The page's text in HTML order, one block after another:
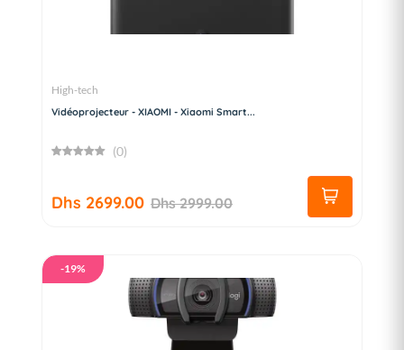
High-tech
Vidéoprojecteur - XIAOMI - Xiaomi Smart...
(0)
Dhs 2699.00 Dhs 2999.00
-19%